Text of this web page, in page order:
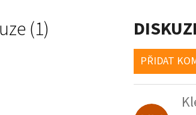
(1)
PŘIDAT
V